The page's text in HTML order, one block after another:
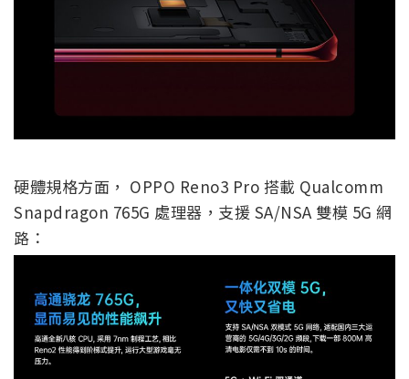
硬體規格方面， OPPO Reno3 Pro 搭載 Qualcomm
Snapdragon 765G 處理器，支援 SA/NSA 雙模 5G 網
路：